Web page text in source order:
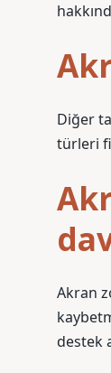
Diğer
türleri
Akran
destek